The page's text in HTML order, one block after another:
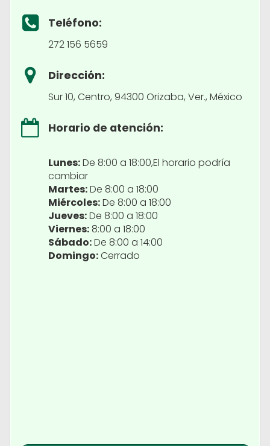
Teléfono:
272 156 5659
Dirección:
Sur 10, Centro, 94300 Orizaba, Ver., México
Horario de atención:
Lunes:De 8:00 a 18:00,El horario podría
cambiar
Martes:De 8:00 a 18:00
Miércoles:De 8:00 a 18:00
Jueves:De 8:00 a 18:00
Viernes:8:00 a 18:00
Sábado:De 8:00 a 14:00
Domingo:Cerrado